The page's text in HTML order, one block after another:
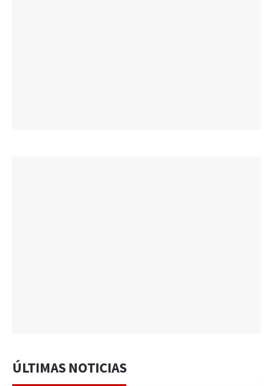
ÚLTIMAS NOTICIAS